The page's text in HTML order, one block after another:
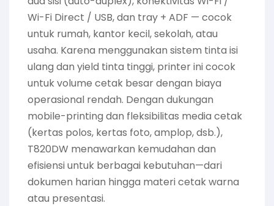
Wi-Fi Direct / USB, dan tray + ADF — cocok
untuk rumah, kantor kecil, sekolah, atau
usaha. Karena menggunakan sistem tinta isi
ulang dan yield tinta tinggi, printer ini cocok
untuk volume cetak besar dengan biaya
operasional rendah. Dengan dukungan
mobile-printing dan fleksibilitas media cetak
(kertas polos, kertas foto, amplop, dsb.),
T820DW menawarkan kemudahan dan
efisiensi untuk berbagai kebutuhan—dari
dokumen harian hingga materi cetak warna
atau presentasi.